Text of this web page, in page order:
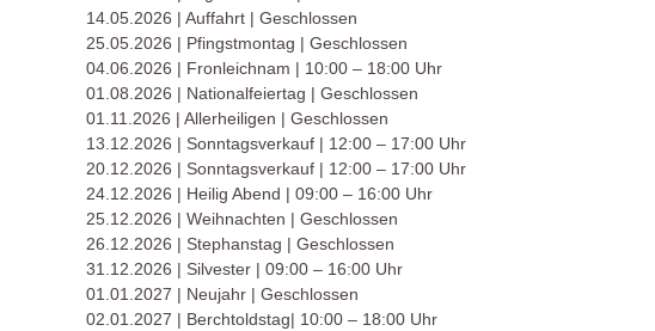
14.05.2026 | Auffahrt | Geschlossen
25.05.2026 | Pfingstmontag | Geschlossen
04.06.2026 | Fronleichnam | 10:00 – 18:00 Uhr
01.08.2026 | Nationalfeiertag | Geschlossen
01.11.2026 | Allerheiligen | Geschlossen
13.12.2026 | Sonntagsverkauf | 12:00 – 17:00 Uhr
20.12.2026 | Sonntagsverkauf | 12:00 – 17:00 Uhr
24.12.2026 | Heilig Abend | 09:00 – 16:00 Uhr
25.12.2026 | Weihnachten | Geschlossen
26.12.2026 | Stephanstag | Geschlossen
31.12.2026 | Silvester | 09:00 – 16:00 Uhr
01.01.2027 | Neujahr | Geschlossen
02.01.2027 | Berchtoldstag| 10:00 – 18:00 Uhr